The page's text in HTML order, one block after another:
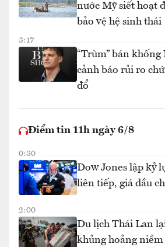
nước Mỹ siết hoạt
bảo vệ hệ sinh thái
3:17
“Trùm” bán
cảnh báo rủi ro
đổ
Điểm tin 11h ngày 6/8
0:30
Dow Jones lập kỷ
liên tiếp, giá dầu
2:00
Du lịch Thái Lan
khủng hoảng